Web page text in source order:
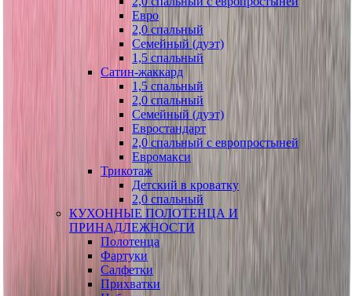
Евро
2,0 спальный
Семейный (дуэт)
1,5 спальный
Сатин-жаккард
1,5 спальный
2,0 спальный
Семейный (дуэт)
Евростандарт
2,0 спальный с европростыней
Евромакси
Трикотаж
Детский в кроватку
2,0 спальный
КУХОННЫЕ ПОЛОТЕНЦА И
ПРИНАДЛЕЖНОСТИ
Полотенца
Фартуки
Салфетки
Прихватки